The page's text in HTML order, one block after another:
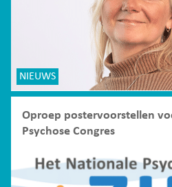
NIEUWS
Oproep postervoorstellen
Psychose Congres